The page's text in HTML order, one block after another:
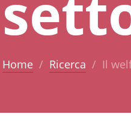
Home Ricerca Il